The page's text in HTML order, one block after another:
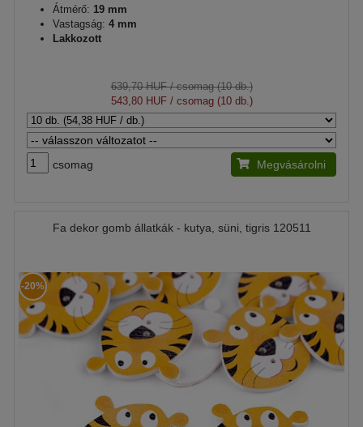
Átmérő: 19 mm
Vastagság: 4 mm
Lakkozott
639,70 HUF/ csomag (10 db.)
543,80 HUF/ csomag (10 db.)
csomag Megvásárolni
Fa dekor gomb állatkák - kutya, süni, tigris 120511
-20%